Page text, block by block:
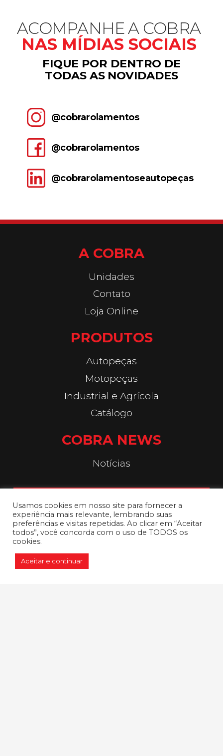
ACOMPANHE A COBRA
NAS MÍDIAS SOCIAIS
FIQUE POR DENTRO DE
TODAS AS NOVIDADES
@cobrarolamentos
@cobrarolamentos
@cobrarolamentoseautopeças
A COBRA
Unidades
Contato
Loja Online
PRODUTOS
Autopeças
Motopeças
Industrial e Agrícola
Catálogo
COBRA NEWS
Notícias
FALE CONOSCO
SAC:
Email:
Horário de atendimento:
Usamos cookies em nosso site para fornecer a
experiência mais relevante, lembrando suas
preferências e visitas repetidas. Ao clicar em “Aceitar
todos”, você concorda com o uso de TODOS os
cookies.
Aceitar e continuar